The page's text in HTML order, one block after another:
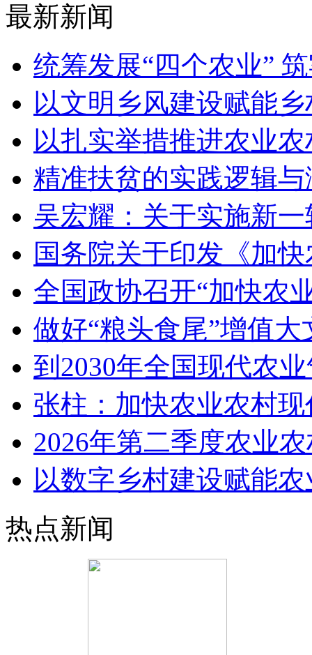
最新新闻
统筹发展“四个农业”
以文明乡风建设赋能
以扎实举措推进农业
精准扶贫的实践逻辑
吴宏耀：关于实施新
国务院关于印发《加
全国政协召开“加快农
做好“粮头食尾”增值大
到2030年全国现代农
张柱：加快农业农村
2026年第二季度农业
以数字乡村建设赋能
热点新闻